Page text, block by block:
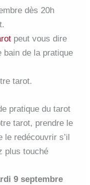
dès 20h
peut vous dire
de la pratique
tarot.
pratique du tarot
tarot, prendre le
le redécouvrir s’il
plus touché
9 septembre